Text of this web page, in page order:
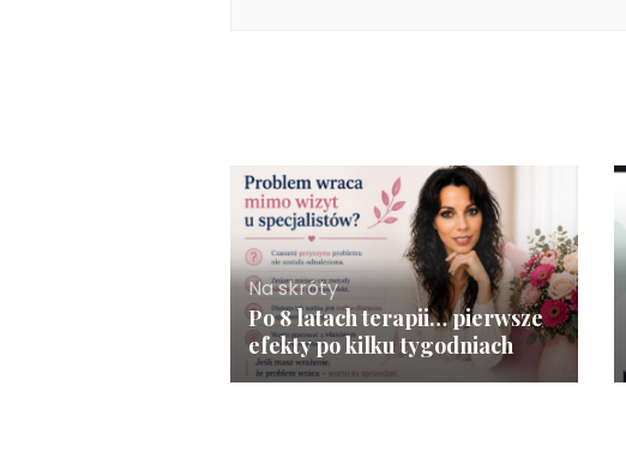
Na skróty
Po 8 latach terapii… pierwsze
efekty po kilku tygodniach